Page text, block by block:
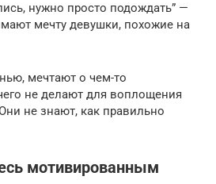
нужно просто подождать” —
мечту девушки, похожие на
мечтают о чем-то
не делают для воплощения
не знают, как правильно
мотивированным